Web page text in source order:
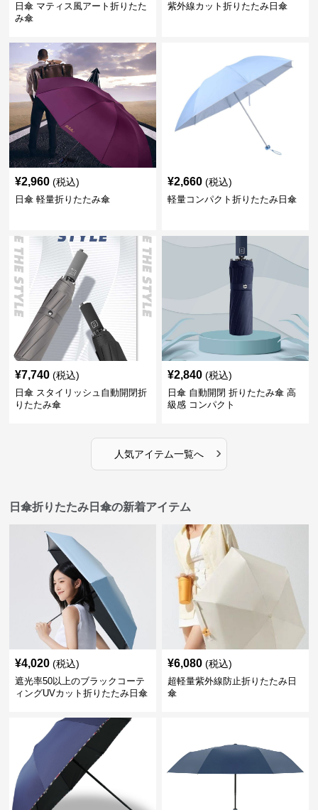
日傘 マティス風アート折りたた
み傘
紫外線カット折りたたみ日傘
¥2,960 (税込)
日傘 軽量折りたたみ傘
¥2,660 (税込)
軽量コンパクト折りたたみ日傘
¥7,740 (税込)
日傘 スタイリッシュ自動開閉折
りたたみ傘
¥2,840 (税込)
日傘 自動開閉 折りたたみ傘 高
級感 コンパクト
人気アイテム一覧へ ›
日傘折りたたみ日傘の新着アイテム
¥4,020 (税込)
遮光率50以上のブラックコーテ
ィングUVカット折りたたみ日傘
¥6,080 (税込)
超軽量紫外線防止折りたたみ日
傘